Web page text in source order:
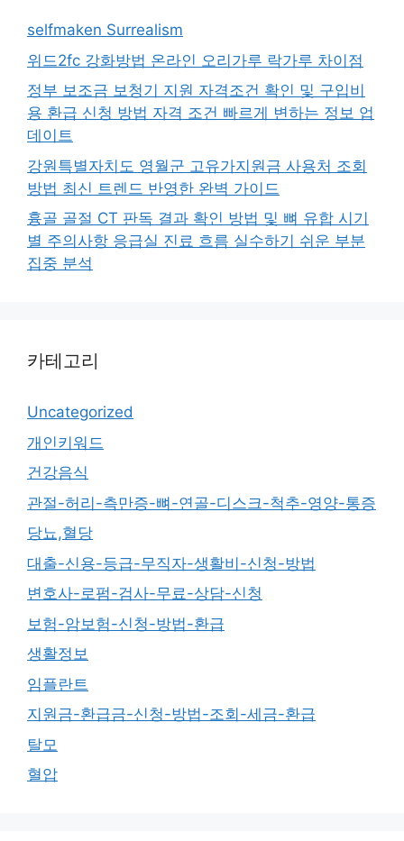
selfmaken Surrealism
위드2fc 강화방법 온라인 오리가루 락가루 차이점
정부 보조금 보청기 지원 자격조건 확인 및 구입비
용 환급 신청 방법 자격 조건 빠르게 변하는 정보 업
데이트
강원특별자치도 영월군 고유가지원금 사용처 조회
방법 최신 트렌드 반영한 완벽 가이드
흉골 골절 CT 판독 결과 확인 방법 및 뼈 유합 시기
별 주의사항 응급실 진료 흐름 실수하기 쉬운 부분
집중 분석
카테고리
Uncategorized
개인키워드
건강음식
관절-허리-측만증-뼈-연골-디스크-척추-영양-통증
당뇨,혈당
대출-신용-등급-무직자-생활비-신청-방법
변호사-로펌-검사-무료-상담-신청
보험-암보험-신청-방법-환급
생활정보
임플란트
지원금-환급금-신청-방법-조회-세금-환급
탈모
혈압